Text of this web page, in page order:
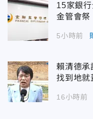
15家銀
金管會祭
5小時前
賴清德承
找到地就
16小時前